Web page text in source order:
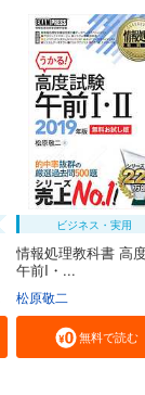
ビジネス・実用
情報処理教科書 高
午前I・...
松原敬二
無料で読む